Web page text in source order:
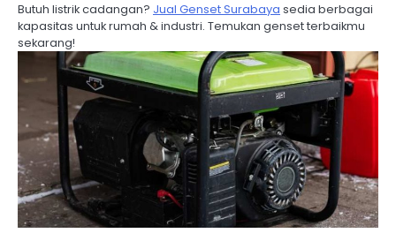
Butuh listrik cadangan? Jual Genset Surabaya sedia berbagai
kapasitas untuk rumah & industri. Temukan genset terbaikmu
sekarang!